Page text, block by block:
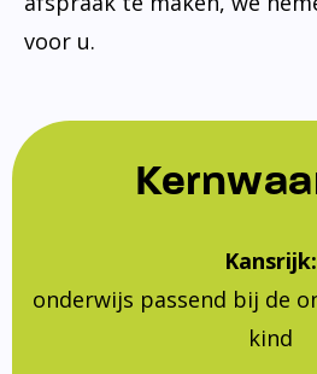
voor u.
Kansrijk:
onderwijs passend bij de
kind